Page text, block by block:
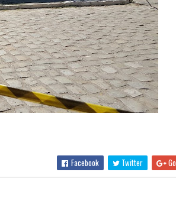
Facebook Twitter